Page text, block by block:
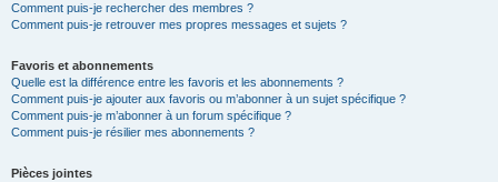
Comment puis-je rechercher des membres ?
Comment puis-je retrouver mes propres messages et sujets ?
Favoris et abonnements
Quelle est la différence entre les favoris et les abonnements ?
Comment puis-je ajouter aux favoris ou m’abonner à un sujet spécifique ?
Comment puis-je m’abonner à un forum spécifique ?
Comment puis-je résilier mes abonnements ?
Pièces jointes